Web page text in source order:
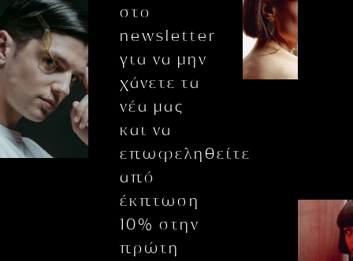
στο
newsletter
για να μην
χάνετε τα
νέα μας
και να
επωφεληθείτε
από
έκπτωση
10% στην
πρώτη